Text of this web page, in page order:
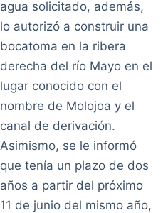
agua solicitado, además,
lo autorizó a construir una
bocatoma en la ribera
derecha del río Mayo en el
lugar conocido con el
nombre de Molojoa y el
canal de derivación.
Asimismo, se le informó
que tenía un plazo de dos
años a partir del próximo
11 de junio del mismo año,